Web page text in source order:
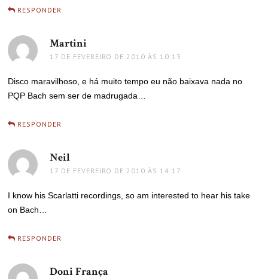
RESPONDER
Martini
17 DE FEVEREIRO DE 2010 ÀS 10:13
Disco maravilhoso, e há muito tempo eu não baixava nada no
PQP Bach sem ser de madrugada…
RESPONDER
Neil
17 DE FEVEREIRO DE 2010 ÀS 14:17
I know his Scarlatti recordings, so am interested to hear his take
on Bach…
RESPONDER
Doni França